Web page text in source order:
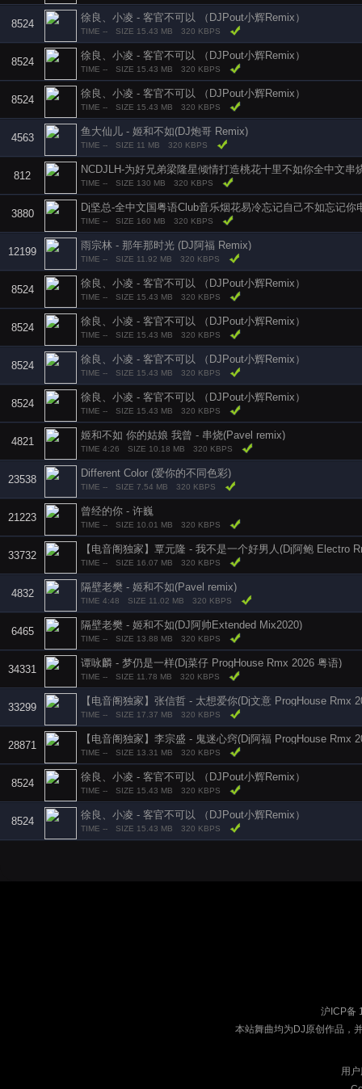
8524
徐良、小凌 - 客官不可以 （DJPout小辉Remix）
TIME -- SIZE 15.43 MB 320 KBPS
8524
徐良、小凌 - 客官不可以 （DJPout小辉Remix）
TIME -- SIZE 15.43 MB 320 KBPS
8524
徐良、小凌 - 客官不可以 （DJPout小辉Remix）
TIME -- SIZE 15.43 MB 320 KBPS
4563
鱼大仙儿 - 姬和不如(DJ炮哥 Remix)
TIME -- SIZE 11 MB 320 KBPS
812
NCDJLH-为好兄弟梁隆星倾情打造桃花十里不如你全中文串
TIME -- SIZE 130 MB 320 KBPS
3880
Dj坚总-全中文国粤语Club音乐烟花易冷忘记自己不如忘记你
TIME -- SIZE 160 MB 320 KBPS
12199
雨宗林 - 那年那时光 (DJ阿福 Remix)
TIME -- SIZE 11.92 MB 320 KBPS
8524
徐良、小凌 - 客官不可以 （DJPout小辉Remix）
TIME -- SIZE 15.43 MB 320 KBPS
8524
徐良、小凌 - 客官不可以 （DJPout小辉Remix）
TIME -- SIZE 15.43 MB 320 KBPS
8524
徐良、小凌 - 客官不可以 （DJPout小辉Remix）
TIME -- SIZE 15.43 MB 320 KBPS
8524
徐良、小凌 - 客官不可以 （DJPout小辉Remix）
TIME -- SIZE 15.43 MB 320 KBPS
4821
姬和不如 你的姑娘 我曾 - 串烧(Pavel remix)
TIME 4:26 SIZE 10.18 MB 320 KBPS
23538
Different Color (爱你的不同色彩)
TIME -- SIZE 7.54 MB 320 KBPS
21223
曾经的你 - 许巍
TIME -- SIZE 10.01 MB 320 KBPS
33732
【电音阁独家】覃元隆 - 我不是一个好男人(Dj阿鲍 Electro
TIME -- SIZE 16.07 MB 320 KBPS
4832
隔壁老樊 - 姬和不如(Pavel remix)
TIME 4:48 SIZE 11.02 MB 320 KBPS
6465
隔壁老樊 - 姬和不如(DJ阿帅Extended Mix2020)
TIME -- SIZE 13.88 MB 320 KBPS
34331
谭咏麟 - 梦仍是一样(Dj菜仔 ProgHouse Rmx 2026 粤语)
TIME -- SIZE 11.78 MB 320 KBPS
33299
【电音阁独家】张信哲 - 太想爱你(Dj文意 ProgHouse Rmx
TIME -- SIZE 17.37 MB 320 KBPS
28871
【电音阁独家】李宗盛 - 鬼迷心窍(Dj阿福 ProgHouse Rmx
TIME -- SIZE 13.31 MB 320 KBPS
8524
徐良、小凌 - 客官不可以 （DJPout小辉Remix）
TIME -- SIZE 15.43 MB 320 KBPS
8524
徐良、小凌 - 客官不可以 （DJPout小辉Remix）
TIME -- SIZE 15.43 MB 320 KBPS
沪ICP备
本站舞曲均为DJ原创作品，
用